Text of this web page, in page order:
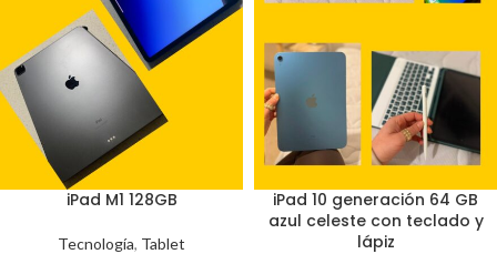
iPad M1 128GB
Tecnología, Tablet
iPad 10 generación 64 GB
azul celeste con teclado y
lápiz